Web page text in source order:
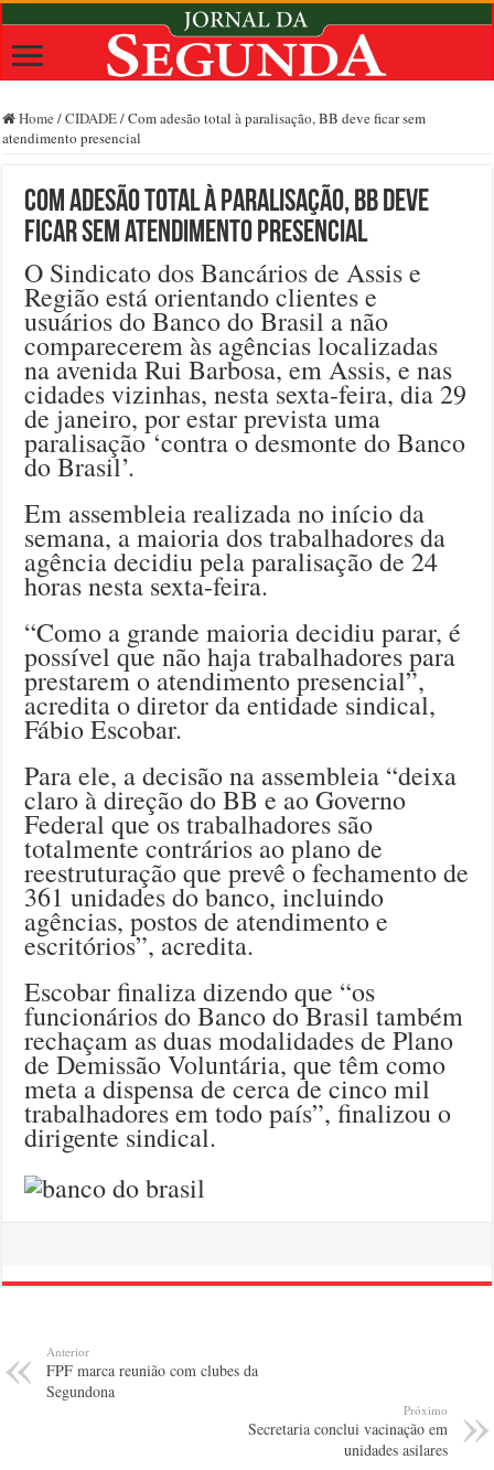
Home /CIDADE/Com adesão total à paralisação, BB deve ficar sem
atendimento presencial
Com adesão total à paralisação, BB deve
ficar sem atendimento presencial
O Sindicato dos Bancários de Assis e
Região está orientando clientes e
usuários do Banco do Brasil a não
comparecerem às agências localizadas
na avenida Rui Barbosa, em Assis, e nas
cidades vizinhas, nesta sexta-feira, dia 29
de janeiro, por estar prevista uma
paralisação ‘contra o desmonte do Banco
do Brasil’.
Em assembleia realizada no início da
semana, a maioria dos trabalhadores da
agência decidiu pela paralisação de 24
horas nesta sexta-feira.
“Como a grande maioria decidiu parar, é
possível que não haja trabalhadores para
prestarem o atendimento presencial”,
acredita o diretor da entidade sindical,
Fábio Escobar.
Para ele, a decisão na assembleia “deixa
claro à direção do BB e ao Governo
Federal que os trabalhadores são
totalmente contrários ao plano de
reestruturação que prevê o fechamento de
361 unidades do banco, incluindo
agências, postos de atendimento e
escritórios”, acredita.
Escobar finaliza dizendo que “os
funcionários do Banco do Brasil também
rechaçam as duas modalidades de Plano
de Demissão Voluntária, que têm como
meta a dispensa de cerca de cinco mil
trabalhadores em todo país”, finalizou o
dirigente sindical.
Anterior
FPF marca reunião com clubes da
Segundona
Próximo
Secretaria conclui vacinação em
unidades asilares